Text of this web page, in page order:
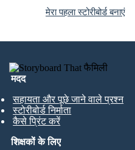
मेरा पहला स्टोरीबोर्ड बनाएं
मदद
सहायता और पूछे जाने वाले प्रश्न
स्टोरीबोर्ड निर्माता
कैसे प्रिंट करें
शिक्षकों के लिए